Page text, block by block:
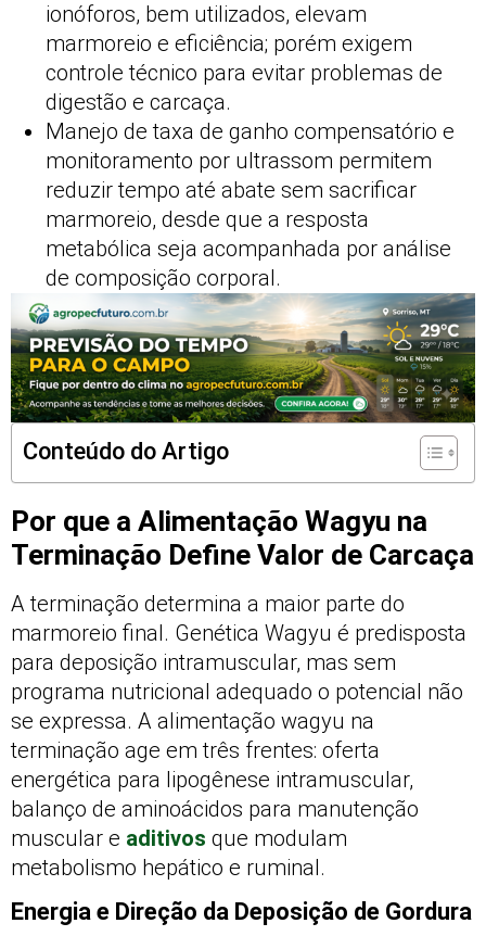
ionóforos, bem utilizados, elevam
marmoreio e eficiência; porém exigem
controle técnico para evitar problemas de
digestão e carcaça.
Manejo de taxa de ganho compensatório e
monitoramento por ultrassom permitem
reduzir tempo até abate sem sacrificar
marmoreio, desde que a resposta
metabólica seja acompanhada por análise
de composição corporal.
Conteúdo do Artigo
Por que a Alimentação Wagyu na
Terminação Define Valor de Carcaça
A terminação determina a maior parte do
marmoreio final. Genética Wagyu é predisposta
para deposição intramuscular, mas sem
programa nutricional adequado o potencial não
se expressa. A alimentação wagyu na
terminação age em três frentes: oferta
energética para lipogênese intramuscular,
balanço de aminoácidos para manutenção
muscular e aditivos que modulam
metabolismo hepático e ruminal.
Energia e Direção da Deposição de Gordura